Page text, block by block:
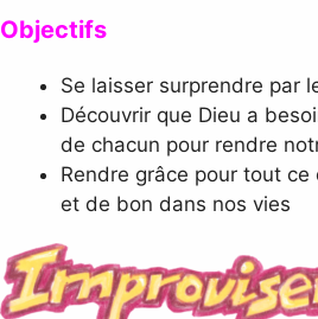
Objectifs
Se laisser surprendre par
Découvrir que Dieu a
de chacun pour rendre
Rendre grâce pour tout
et de bon dans nos vies